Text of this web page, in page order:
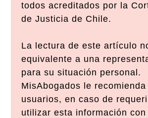
todos acreditados por la
de Justicia de Chile.
La lectura de este artículo
equivalente a una
para su situación personal.
MisAbogados le
usuarios, en caso de
utilizar esta información con